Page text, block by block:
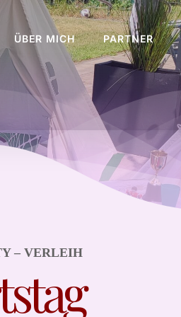
ÜBER MICH PARTNER
– VERLEIH